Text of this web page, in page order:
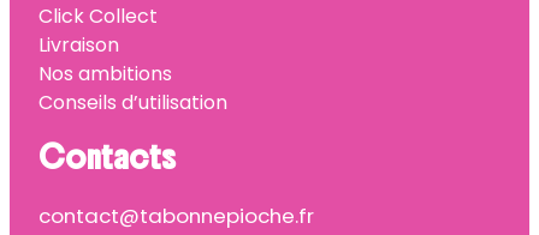
Click Collect
Livraison
Nos ambitions
Conseils d’utilisation
Contacts
contact@tabonnepioche.fr